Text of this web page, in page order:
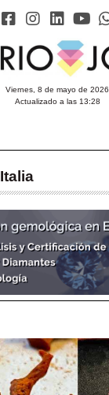
viernes, 8 de mayo de 2026
Actualizado a las 13:28
Italia